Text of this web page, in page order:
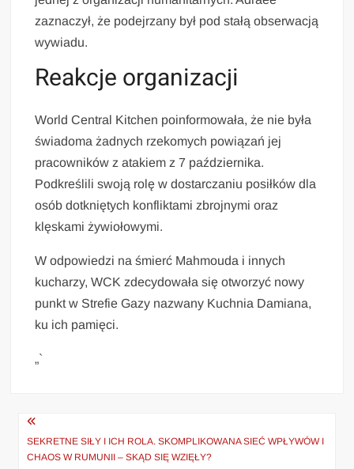
zaznaczył, że podejrzany był pod stałą obserwacją
wywiadu.
Reakcje organizacji
World Central Kitchen poinformowała, że nie była
świadoma żadnych rzekomych powiązań jej
pracowników z atakiem z 7 października.
Podkreślili swoją rolę w dostarczaniu posiłków dla
osób dotkniętych konfliktami zbrojnymi oraz
klęskami żywiołowymi.
W odpowiedzi na śmierć Mahmouda i innych
kucharzy, WCK zdecydowała się otworzyć nowy
punkt w Strefie Gazy nazwany Kuchnia Damiana,
ku ich pamięci.
„`
Nawigacja
wpisu
SEKRETNE SIŁY I ICH ROLA. SKOMPLIKOWANA SIEĆ WPŁYWÓW I
CHAOS W RUMUNII – SKĄD SIĘ WZIĘŁY?